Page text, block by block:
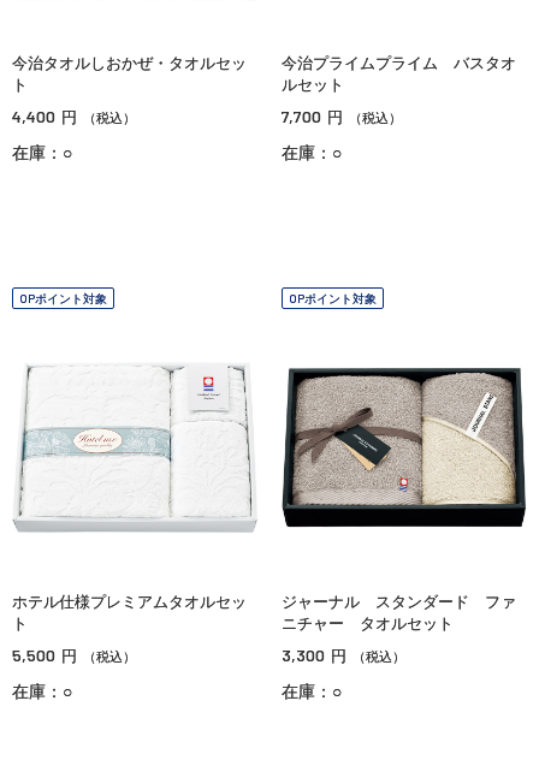
今治タオルしおかぜ・タオルセッ
ト
4,400 円 （税込）
在庫：○
今治プライムプライム バスタオ
ルセット
7,700 円 （税込）
在庫：○
OPポイント対象
ホテル仕様プレミアムタオルセッ
ト
5,500 円 （税込）
在庫：○
OPポイント対象
ジャーナル スタンダード ファ
ニチャー タオルセット
3,300 円 （税込）
在庫：○